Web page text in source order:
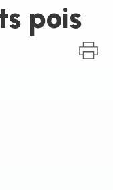
pois